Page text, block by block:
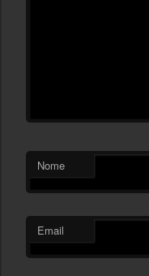
Nome
Email